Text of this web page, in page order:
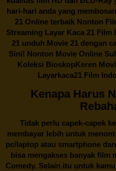
hari-hari anda yang
21 Online terbaik Nonton
Streaming Layar Kaca 21
21 unduh Movie 21 dengan
Sini! Nonton Movie Online
Koleksi BioskopKeren
Layarkaca21 Film
Kenapa Harus
Tidak perlu capek-capek
membayar lebih untuk
pc/laptop atau smartphone
bisa mengakses banyak film
Comedy. Selain itu untuk